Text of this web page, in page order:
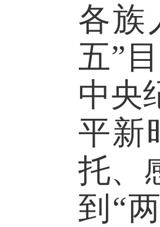
各族
五”
中央
平新
托、
到“